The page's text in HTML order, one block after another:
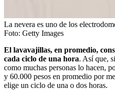
La nevera es uno de los
Foto: Getty Images
El lavavajillas, en promedio,
cada ciclo de una hora. Así que,
como muchas personas lo hacen,
y 60.000 pesos en promedio por
elige un ciclo de una o dos horas.